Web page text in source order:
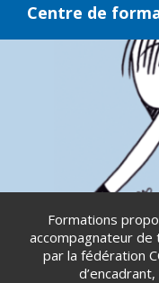
Centre de
Formations
accompagnateur
par la fédération